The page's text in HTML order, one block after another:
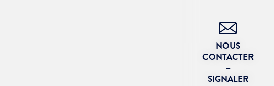
NOUS
CONTACTER
–
SIGNALER